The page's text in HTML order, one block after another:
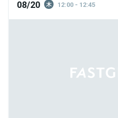
08/20 木 12:00 - 12:45